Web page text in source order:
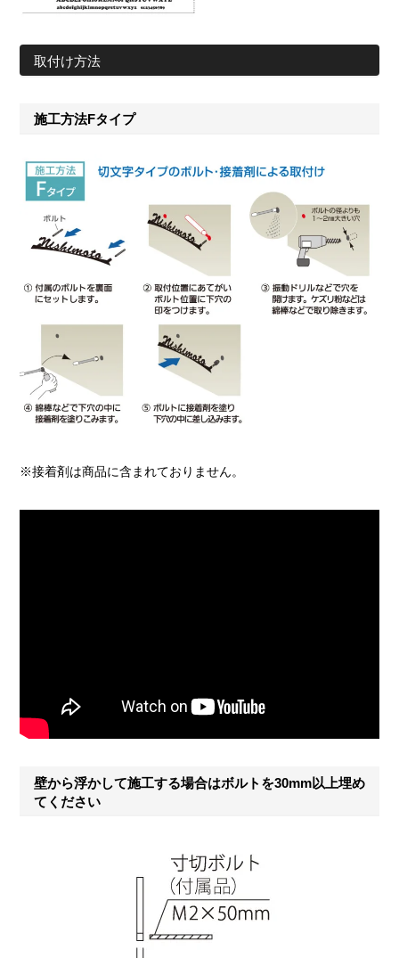
取付け方法
施工方法Fタイプ
※接着剤は商品に含まれておりません。
壁から浮かして施工する場合はボルトを30mm以上埋め
てください